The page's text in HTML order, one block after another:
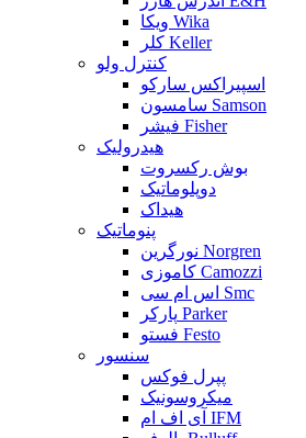
ویکا Wika
کلر Keller
کنترل ولو
اسپیراکس سارکو
سامسون Samson
فیشر Fisher
هیدرولیک
بوش رکسروت
دوپلوماتیک
هیداک
پنوماتیک
نورگرین Norgren
کاموزی Camozzi
اس ام سی Smc
پارکر Parker
فستو Festo
سنسور
پپرل فوکس
میکروسونیک
آی اف ام IFM